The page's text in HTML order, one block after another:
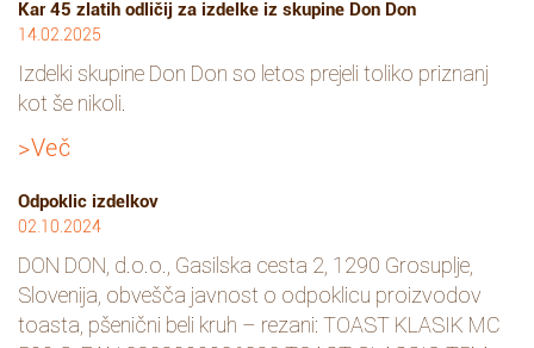
Kar 45 zlatih odličij za izdelke iz skupine Don Don
14.02.2025
Izdelki skupine Don Don so letos prejeli toliko priznanj
kot še nikoli.
>Več
Odpoklic izdelkov
02.10.2024
DON DON, d.o.o., Gasilska cesta 2, 1290 Grosuplje,
Slovenija, obvešča javnost o odpoklicu proizvodov
toasta, pšenični beli kruh – rezani: TOAST KLASIK MC